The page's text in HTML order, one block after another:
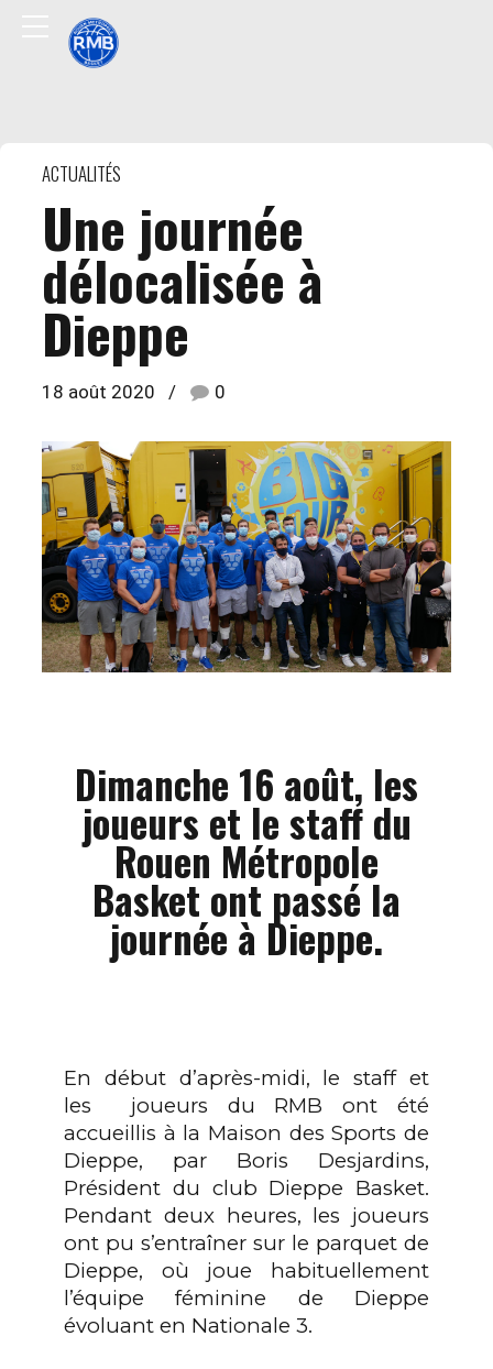
ACTUALITÉS
Une journée
délocalisée à
Dieppe
18 août 2020 0
Dimanche 16 août, les
joueurs et le staff du
Rouen Métropole
Basket ont passé la
journée à Dieppe.
En début d’après-midi, le staff et
les joueurs du RMB ont été
accueillis à la Maison des Sports de
Dieppe, par Boris Desjardins,
Président du club Dieppe Basket.
Pendant deux heures, les joueurs
ont pu s’entraîner sur le parquet de
Dieppe, où joue habituellement
l’équipe féminine de Dieppe
évoluant en Nationale 3.